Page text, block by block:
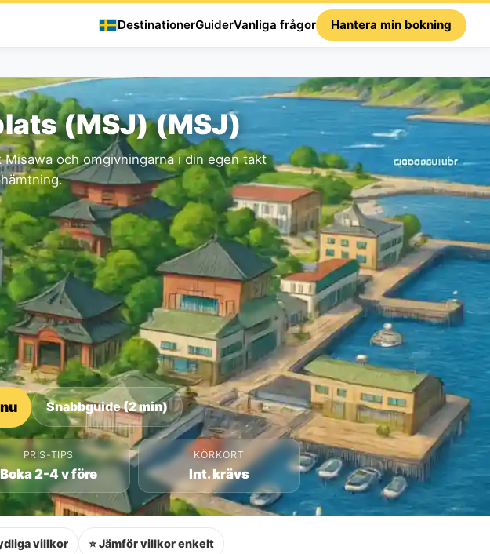
DestinationerGuiderVanliga frågor Hantera min bokning
(MSJ) (MSJ)
Misawa och omgivningarna i din egen takt
Snabbguide (2 min)
PRIS-TIPS
Boka 2-4 v före
KÖRKORT
Int. krävs
villkor ⭐ Jämför villkor enkelt